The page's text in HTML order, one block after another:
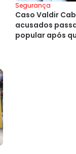
Segurança
Caso Valdir
acusados
popular após